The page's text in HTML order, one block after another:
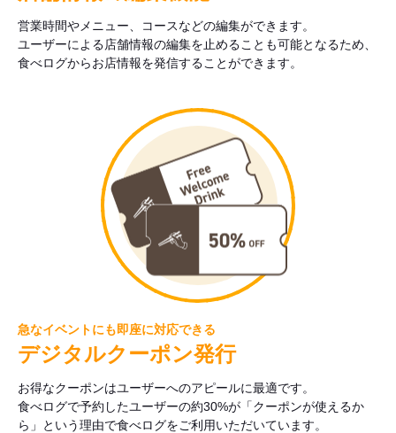
営業時間やメニュー、コースなどの編集ができます。
ユーザーによる店舗情報の編集を止めることも可能となるため、
食べログからお店情報を発信することができます。
急なイベントにも即座に対応できる
デジタルクーポン発行
お得なクーポンはユーザーへのアピールに最適です。
食べログで予約したユーザーの約30%が「クーポンが使えるか
ら」という理由で食べログをご利用いただいています。